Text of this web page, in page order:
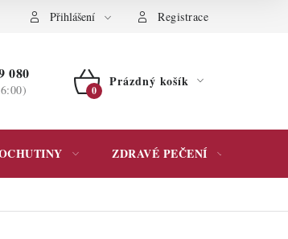
údajů Přihlášení Registrace
080
NÁKUPNÍ
Prázdný košík
ZDRAVÉ PEČENÍ